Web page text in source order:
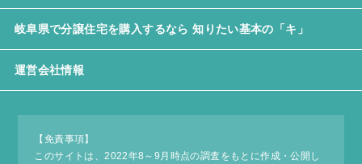
岐阜県で分譲住宅を購入するなら 知りたい基本の「キ」
運営会社情報
【免責事項】
このサイトは、2022年8～9月時点の調査をもとに作成・公開し